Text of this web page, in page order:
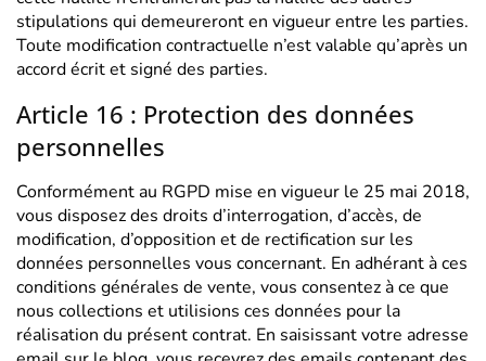
stipulations qui demeureront en vigueur entre les parties.
Toute modification contractuelle n’est valable qu’après un
accord écrit et signé des parties.
Article 16 : Protection des données
personnelles
Conformément au RGPD mise en vigueur le 25 mai 2018,
vous disposez des droits d’interrogation, d’accès, de
modification, d’opposition et de rectification sur les
données personnelles vous concernant. En adhérant à ces
conditions générales de vente, vous consentez à ce que
nous collections et utilisions ces données pour la
réalisation du présent contrat. En saisissant votre adresse